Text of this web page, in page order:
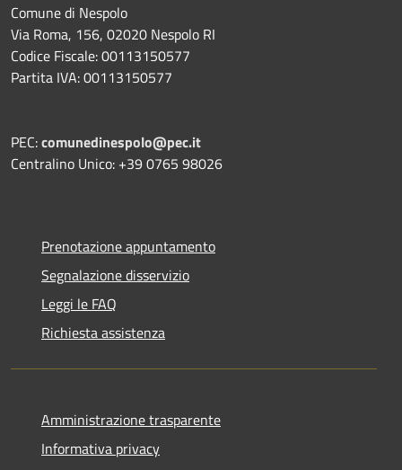
Comune di Nespolo
Via Roma, 156, 02020 Nespolo RI
Codice Fiscale: 00113150577
Partita IVA: 00113150577
PEC:comunedinespolo@pec.it
Centralino Unico: +39 0765 98026
Prenotazione appuntamento
Segnalazione disservizio
Leggi le FAQ
Richiesta assistenza
Amministrazione trasparente
Informativa privacy